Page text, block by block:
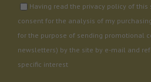
Having read the privacy policy of this
consent for the analysis of my
for the purpose of sending promotional
newsletters) by the site by e-mail and
specific interest